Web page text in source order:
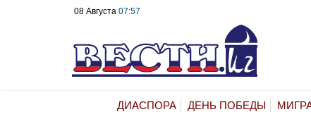
08 Августа 07:57
ДИАСПОРА ДЕНЬ ПОБЕДЫ